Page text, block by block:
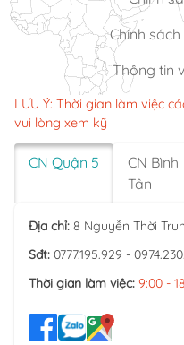
Chính
Thông tin
LƯU Ý: Thời gian làm việc
vui lòng xem kỹ
CN Quận 5
CN Bình
Tân
Địa chỉ: 8 Nguyễn Thời
Sđt: 0777.195.929 -
Thời gian làm việc: 9:00 -